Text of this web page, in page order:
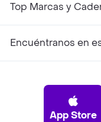
Top Marcas y
Encuéntranos en
App Store